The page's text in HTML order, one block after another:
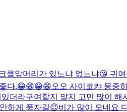
킄앞머리가 있느냐 없느냐😘 귀
다.😁😁😁😁오오 사이코캬 뭉중
더라구여 할지 말지 고민 많이 해
하게 푹자길😉비가 많이 오네요